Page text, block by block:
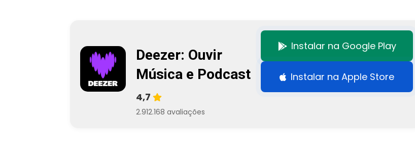
Deezer: Ouvir
Música e Podcast
4,7
2.912.168 avaliações
Instalar na Google Play
Instalar na Apple Store